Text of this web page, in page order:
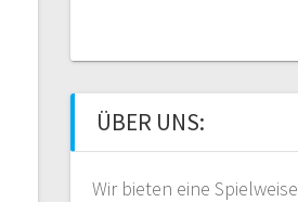
ÜBER UNS:
Wir bieten eine Spielweise